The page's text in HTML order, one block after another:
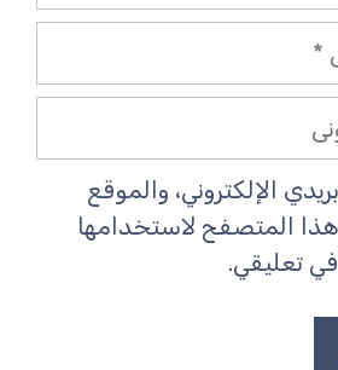
الإلكتروني، والموقع
هذا المتصفح لاستخدامها
في تعليقي.